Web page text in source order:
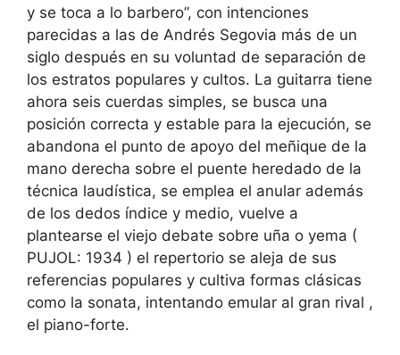
y se toca a lo barbero”, con intenciones
parecidas a las de Andrés Segovia más de un
siglo después en su voluntad de separación de
los estratos populares y cultos. La guitarra tiene
ahora seis cuerdas simples, se busca una
posición correcta y estable para la ejecución, se
abandona el punto de apoyo del meñique de la
mano derecha sobre el puente heredado de la
técnica laudística, se emplea el anular además
de los dedos índice y medio, vuelve a
plantearse el viejo debate sobre uña o yema (
PUJOL: 1934 ) el repertorio se aleja de sus
referencias populares y cultiva formas clásicas
como la sonata, intentando emular al gran rival ,
el piano-forte.